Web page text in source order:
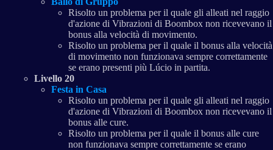
Risolto un problema per il quale gli alleati nel raggio
d'azione di Vibrazioni di Boombox non ricevevano il
bonus alla velocità di movimento.
Risolto un problema per il quale il bonus alla velocità
di movimento non funzionava sempre correttamente
se erano presenti più Lúcio in partita.
Livello 20
Festa in Casa
Risolto un problema per il quale gli alleati nel raggio
d'azione di Vibrazioni di Boombox non ricevevano il
bonus alle cure.
Risolto un problema per il quale il bonus alle cure
non funzionava sempre correttamente se erano